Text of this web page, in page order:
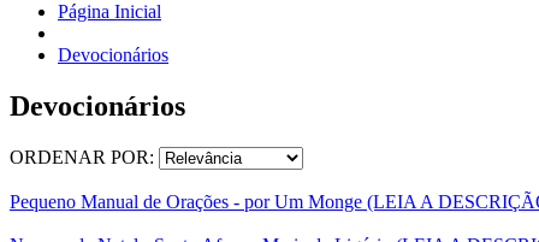
Página Inicial
Devocionários
Devocionários
ORDENAR POR:
Pequeno Manual de Orações - por Um Monge (LEIA A